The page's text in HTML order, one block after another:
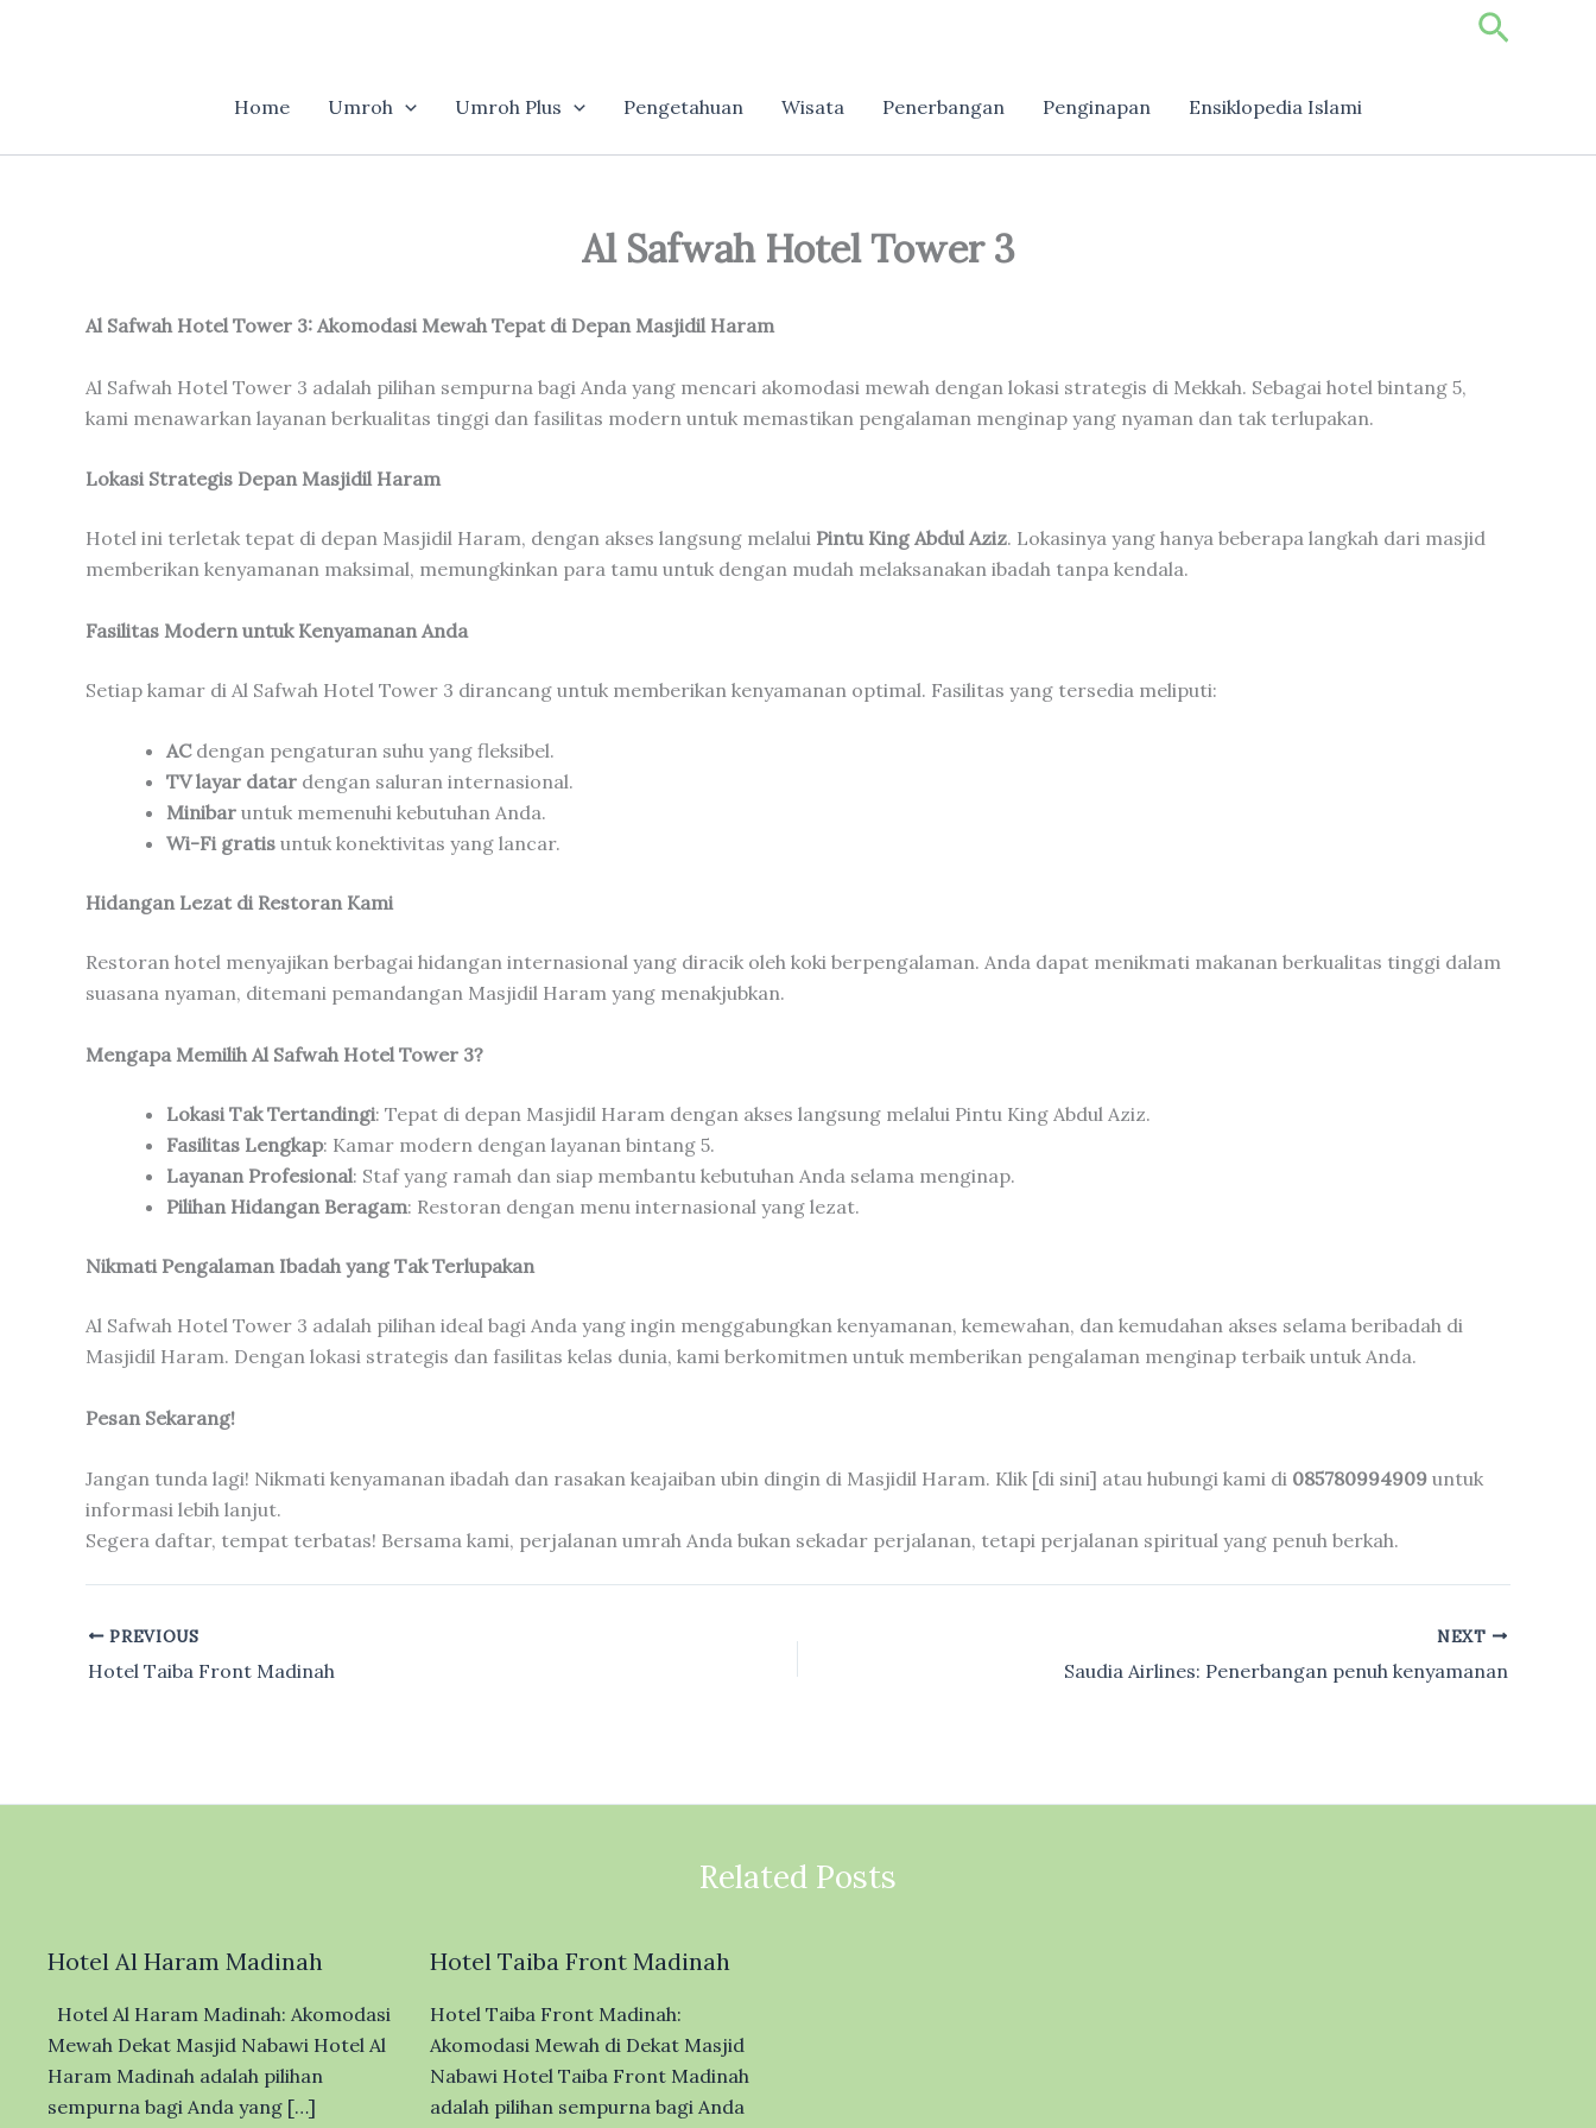
Search
Home Umroh Umroh Plus Pengetahuan Wisata Penerbangan Penginapan Ensiklopedia Islami
Al Safwah Hotel Tower 3
Al Safwah Hotel Tower 3: Akomodasi Mewah Tepat di Depan Masjidil Haram
Al Safwah Hotel Tower 3 adalah pilihan sempurna bagi Anda yang mencari akomodasi mewah dengan lokasi strategis di Mekkah. Sebagai hotel bintang 5,
kami menawarkan layanan berkualitas tinggi dan fasilitas modern untuk memastikan pengalaman menginap yang nyaman dan tak terlupakan.
Lokasi Strategis Depan Masjidil Haram
Hotel ini terletak tepat di depan Masjidil Haram, dengan akses langsung melalui Pintu King Abdul Aziz. Lokasinya yang hanya beberapa langkah dari masjid
memberikan kenyamanan maksimal, memungkinkan para tamu untuk dengan mudah melaksanakan ibadah tanpa kendala.
Fasilitas Modern untuk Kenyamanan Anda
Setiap kamar di Al Safwah Hotel Tower 3 dirancang untuk memberikan kenyamanan optimal. Fasilitas yang tersedia meliputi:
ACdengan pengaturan suhu yang fleksibel.
TV layar datar dengan saluran internasional.
Minibar untuk memenuhi kebutuhan Anda.
Wi-Fi gratis untuk konektivitas yang lancar.
Hidangan Lezat di Restoran Kami
Restoran hotel menyajikan berbagai hidangan internasional yang diracik oleh koki berpengalaman. Anda dapat menikmati makanan berkualitas tinggi dalam
suasana nyaman, ditemani pemandangan Masjidil Haram yang menakjubkan.
Mengapa Memilih Al Safwah Hotel Tower 3?
Lokasi Tak Tertandingi: Tepat di depan Masjidil Haram dengan akses langsung melalui Pintu King Abdul Aziz.
Fasilitas Lengkap: Kamar modern dengan layanan bintang 5.
Layanan Profesional: Staf yang ramah dan siap membantu kebutuhan Anda selama menginap.
Pilihan Hidangan Beragam: Restoran dengan menu internasional yang lezat.
Nikmati Pengalaman Ibadah yang Tak Terlupakan
Al Safwah Hotel Tower 3 adalah pilihan ideal bagi Anda yang ingin menggabungkan kenyamanan, kemewahan, dan kemudahan akses selama beribadah di
Masjidil Haram. Dengan lokasi strategis dan fasilitas kelas dunia, kami berkomitmen untuk memberikan pengalaman menginap terbaik untuk Anda.
Pesan Sekarang!
Jangan tunda lagi! Nikmati kenyamanan ibadah dan rasakan keajaiban ubin dingin di Masjidil Haram. Klik [di sini] atau hubungi kami di 085780994909 untuk
informasi lebih lanjut.
Segera daftar, tempat terbatas! Bersama kami, perjalanan umrah Anda bukan sekadar perjalanan, tetapi perjalanan spiritual yang penuh berkah.
PREVIOUS
Hotel Taiba Front Madinah
NEXT
Saudia Airlines: Penerbangan penuh kenyamanan
Related Posts
Hotel Al Haram Madinah
Hotel Al Haram Madinah: Akomodasi
Mewah Dekat Masjid Nabawi Hotel Al
Haram Madinah adalah pilihan
sempurna bagi Anda yang […]
Hotel Taiba Front Madinah
Hotel Taiba Front Madinah:
Akomodasi Mewah di Dekat Masjid
Nabawi Hotel Taiba Front Madinah
adalah pilihan sempurna bagi Anda